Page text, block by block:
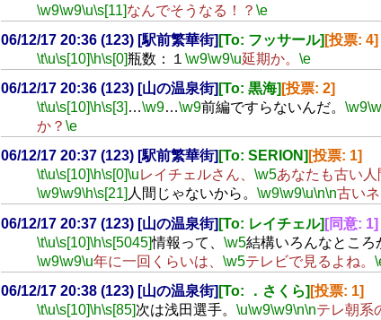
\w9\w9\u\s[11]なんでそうなる！？ \e
06/12/17 20:36 (123) [駅前繁華街] [To: フッサール] [投票: 4]
\t\u\s[10]\h\s[0]瓶数：１ \w9\w9\u延期か。 \e
06/12/17 20:36 (123) [山の温泉街] [To: 黒海] [投票: 2]
\t\u\s[10]\h\s[3] …\w9…\w9前編ですらないんだ。 \w9
か？ \e
06/12/17 20:37 (123) [駅前繁華街] [To: SERION] [投票: 1]
\t\u\s[10]\h\s[0]\uレイチェルさん、 \w5あなたも古い人
\w9\w9\h\s[21] 人間じゃないから。 \w9\w9\u\n\n古い
06/12/17 20:37 (123) [山の温泉街] [To: レイチェル] [同意: 1]
\t\u\s[10]\h\s[5045]情報って、 \w5結構いろんなところ
\w9\w9\u年に一回くらいは、 \w5テレビで見るよね。
06/12/17 20:38 (123) [山の温泉街] [To: ．さくら] [投票: 1]
\t\u\s[10]\h\s[85]次は浅田選手。 \u\w9\w9\n\nテレ朝系